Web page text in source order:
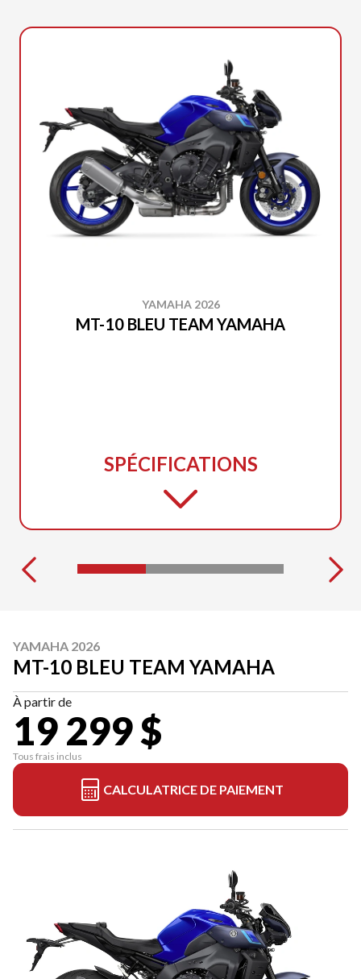
YAMAHA 2026
MT-10 BLEU TEAM YAMAHA
SPÉCIFICATIONS
YAMAHA 2026
MT-10 BLEU TEAM YAMAHA
À partir de
19 299 $
Tous frais inclus
CALCULATRICE DE PAIEMENT